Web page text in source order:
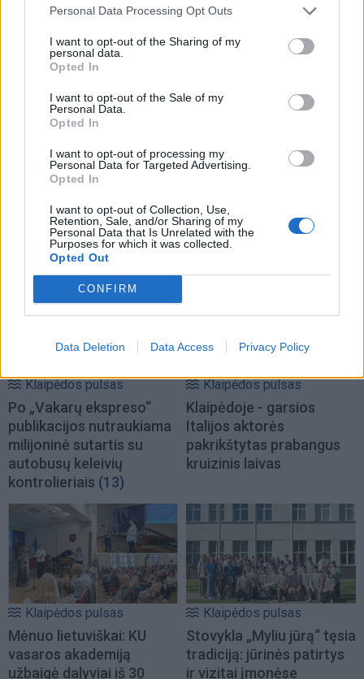
Personal Data Processing Opt Outs
I want to opt-out of the Sharing of my
personal data.
Opted In
I want to opt-out of the Sale of my
Personal Data.
Opted In
I want to opt-out of processing my
Personal Data for Targeted Advertising.
Opted In
I want to opt-out of Collection, Use,
Retention, Sale, and/or Sharing of my
Personal Data that Is Unrelated with the
Purposes for which it was collected.
Opted Out
CONFIRM
Data Deletion Data Access Privacy Policy
TAIP PAT SKAITYKITE
Klaipėdos pulsas
įkaitusiu oru: Klaipėdos
paplūdimiai – sausakimši
(vaizdo įrašas)
Klaipėdos pulsas
atakuoja vandalai: po dar
vieno išpuolio siūloma
kreiptis į policiją
Klaipėdos pulsas
Po „Vakarų ekspreso“
publikacijos nutraukiama
milijoninė sutartis su
autobusų keleivių
kontrolieriais (13)
Klaipėdos pulsas
Klaipėdoje - garsios
Italijos aktorės
pakrikštytas prabangus
kruizinis laivas
Klaipėdos pulsas
Mėnuo lietuviškai: KU
vasaros akademiją
užbaigė dalyviai iš 30
Klaipėdos pulsas
Stovykla „Myliu jūrą“ tęsia
tradiciją: jūrinės patirtys
ir vizitai įmonėse